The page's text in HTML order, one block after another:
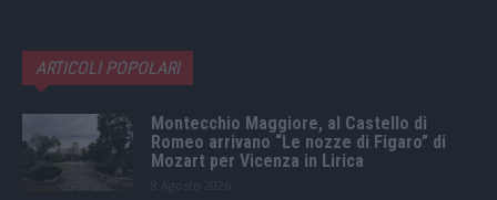
ARTICOLI POPOLARI
Montecchio Maggiore, al Castello di
Romeo arrivano “Le nozze di Figaro” di
Mozart per Vicenza in Lirica